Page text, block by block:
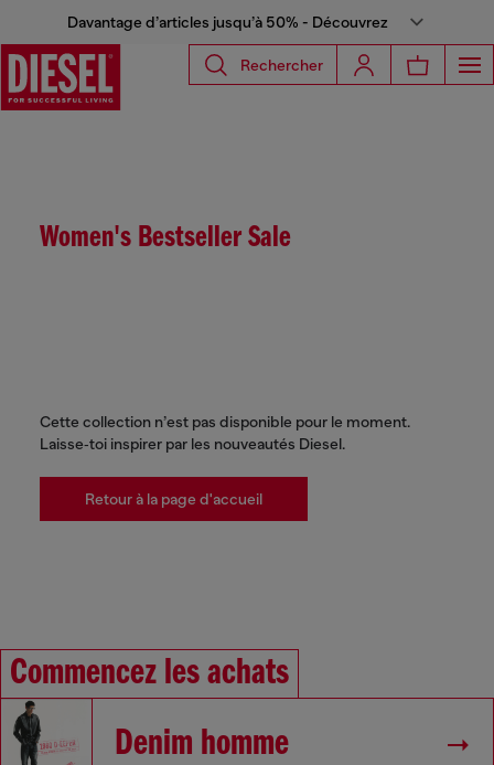
Davantage d’articles jusqu’à 50% - Découvrez
Rechercher
Women's Bestseller Sale
Cette collection n’est pas disponible pour le moment.
Laisse‑toi inspirer par les nouveautés Diesel.
Retour à la page d'accueil
Commencez les achats
Denim homme